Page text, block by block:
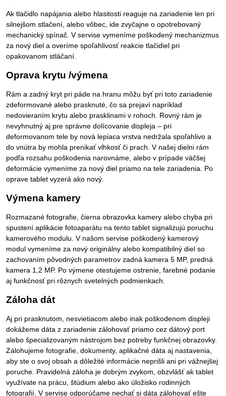
Ak tlačidlo napájania alebo hlasitosti reaguje na zariadenie len pri
silnejšom stlačení, alebo vôbec, ide zvyčajne o opotrebovaný
mechanický spínač. V servise vymeníme poškodený mechanizmus
za nový diel a overíme spoľahlivosť reakcie tlačidiel pri
opakovanom stláčaní.
Oprava krytu /výmena
Rám a zadný kryt pri páde na hranu môžu byť pri toto zariadenie
zdeformované alebo prasknuté, čo sa prejaví napríklad
nedovieraním krytu alebo prasklinami v rohoch. Rovný rám je
nevyhnutný aj pre správne dolícovanie displeja – pri
deformovanom tele by nová lepiaca vrstva nedržala spoľahlivo a
do vnútra by mohla prenikať vlhkosť či prach. V našej dielni rám
podľa rozsahu poškodenia narovnáme, alebo v prípade väčšej
deformácie vymeníme za nový diel priamo na tele zariadenia. Po
oprave tablet vyzerá ako nový.
Výmena kamery
Rozmazané fotografie, čierna obrazovka kamery alebo chyba pri
spustení aplikácie fotoaparátu na tento tablet signalizujú poruchu
kamerového modulu. V našom servise poškodený kamerový
modul vymeníme za nový originálny alebo kompatibilný diel so
zachovaním pôvodných parametrov zadná kamera 5 MP, predná
kamera 1,2 MP. Po výmene otestujeme ostrenie, farebné podanie
aj funkčnosť pri rôznych svetelných podmienkach.
Záloha dát
Aj pri prasknutom, nesvietiacom alebo inak poškodenom displeji
dokážeme dáta z zariadenie zálohovať priamo cez dátový port
alebo špecializovaným nástrojom bez potreby funkčnej obrazovky.
Zálohujeme fotografie, dokumenty, aplikačné dáta aj nastavenia,
aby ste o svoj obsah a dôležité informácie neprišli ani pri vážnejšej
poruche. Pravidelná záloha je dobrým zvykom, obzvlášť ak tablet
využívate na prácu, štúdium alebo ako úložisko rodinných
fotografií. V servise odporúčame nechať si dáta zálohovať ešte